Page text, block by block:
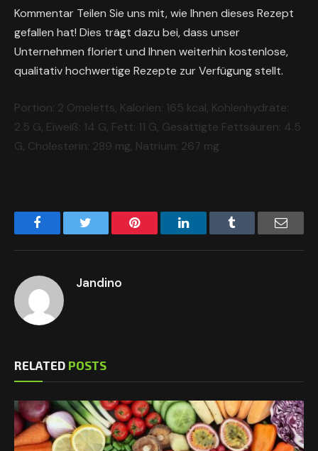
Kommentar Teilen Sie uns mit, wie Ihnen dieses Rezept
gefallen hat! Dies trägt dazu bei, dass unser
Unternehmen floriert und Ihnen weiterhin kostenlose,
qualitativ hochwertige Rezepte zur Verfügung stellt.
Portion: 2 Omeletts, Kalorien: 165 kcal, Kohlenhydrate:
2.5 G, Eiweiß: 14 G, Fett: 11 G, Gesättigte Fettsäuren: 4.5
G, Cholesterin: 289 mg, Natrium: 267 mg
Facebook Pinterest LinkedIn Email
Jandino
RELATED POSTS